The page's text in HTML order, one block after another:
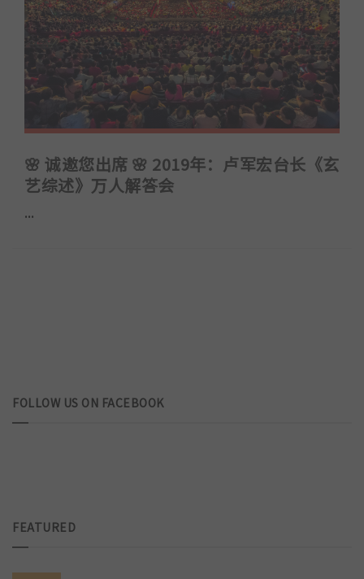
🌸 诚邀您出席 🌸 2019年：卢军宏台长《玄
艺综述》万人解答会
...
FOLLOW US ON FACEBOOK
FEATURED